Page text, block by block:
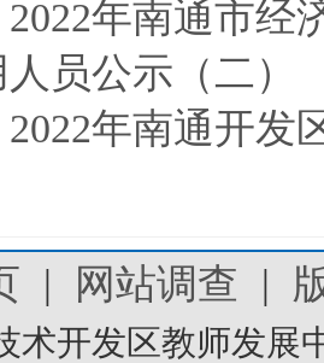
2022年南通市经
员公示（二）
2022年南通开发
| 网站调查 |
术开发区教师发展